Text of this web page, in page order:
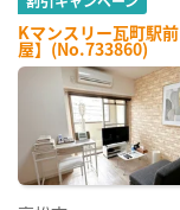
Kマンスリー瓦町駅
屋】(No.733860)